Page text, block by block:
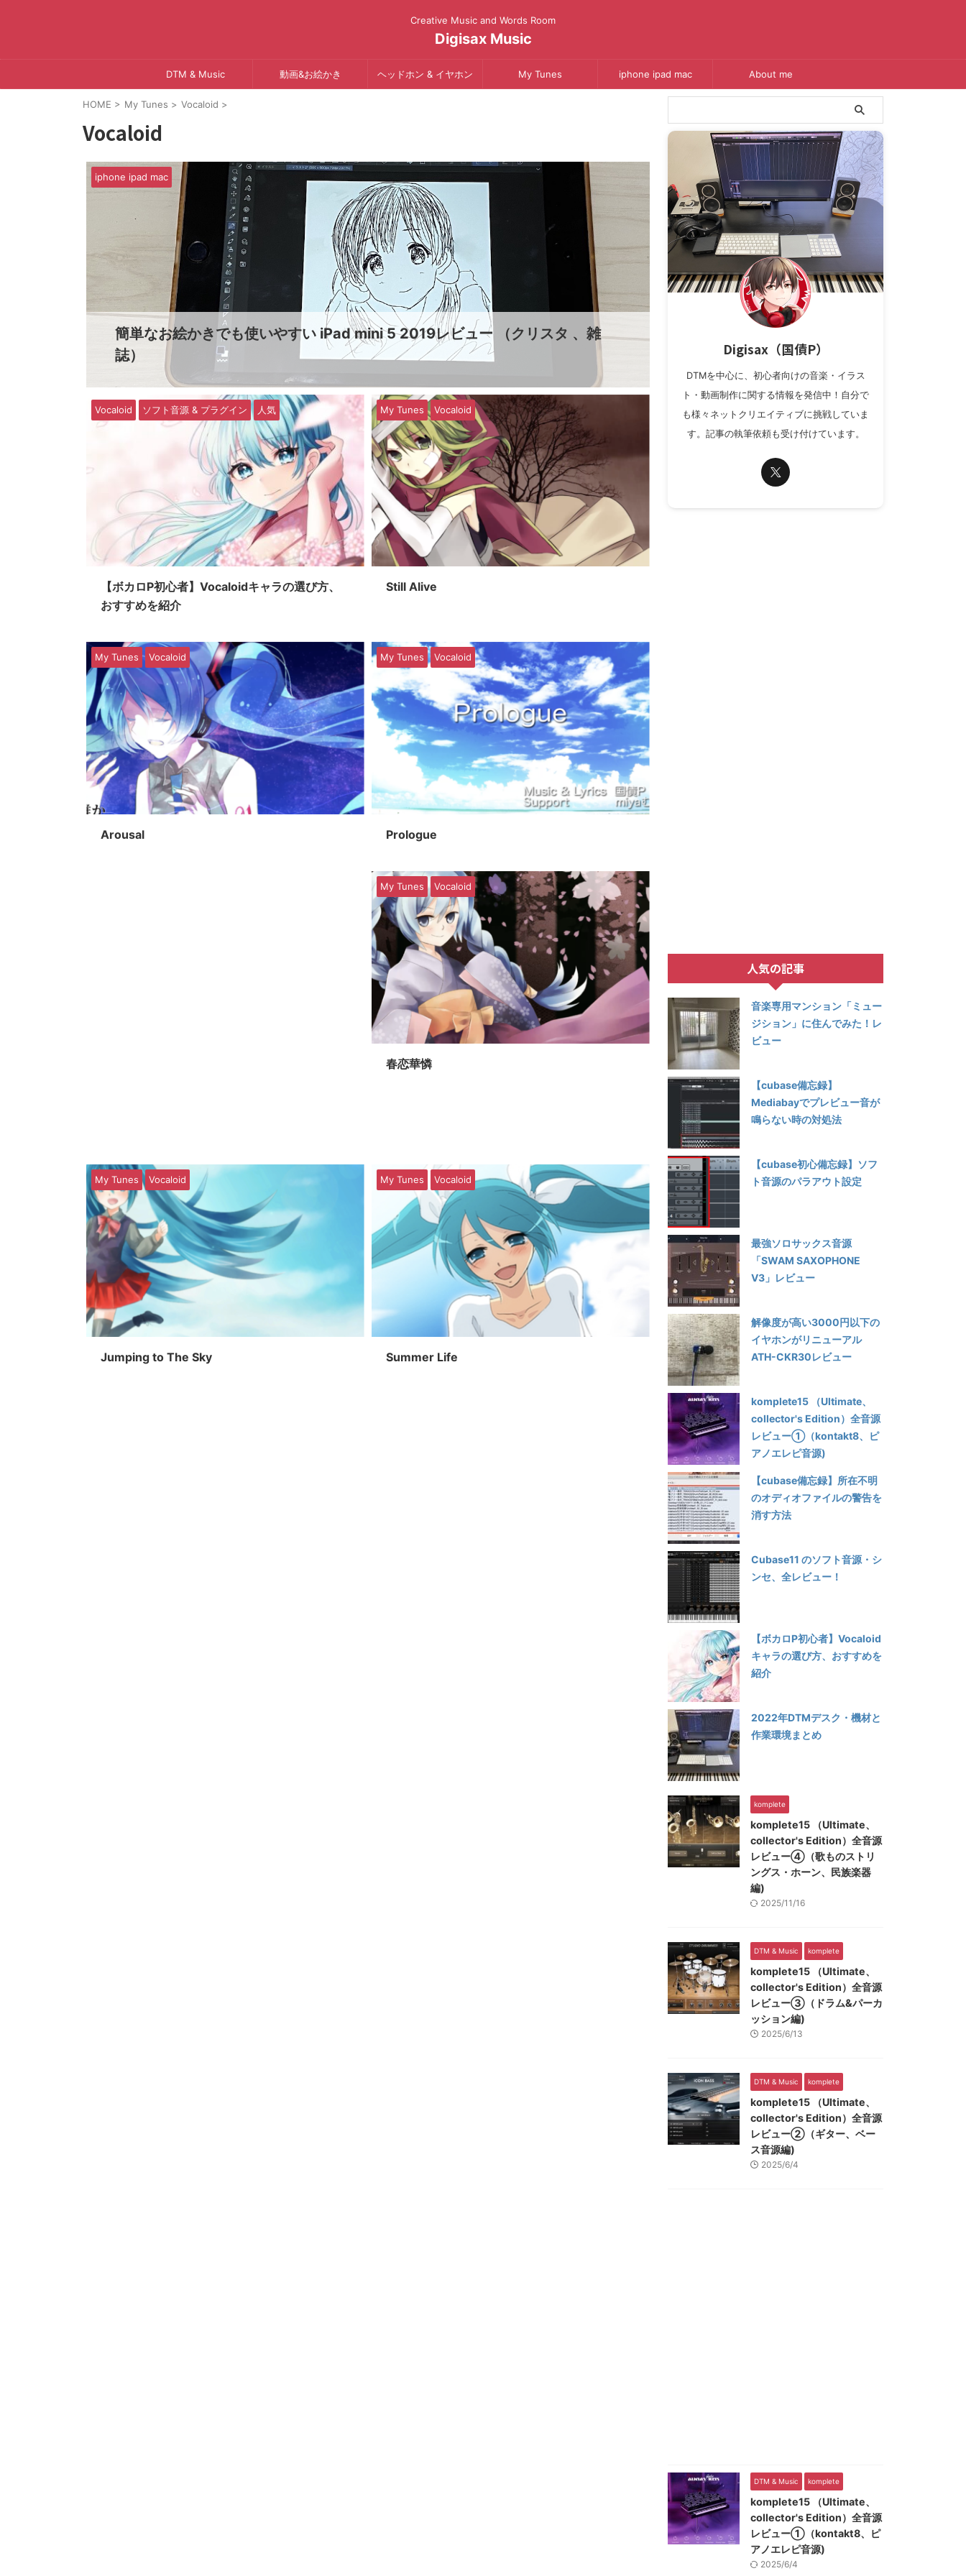
Creative Music and Words Room
Digisax Music
DTM & Music 動画&お絵かき ヘッドホン & イヤホン My Tunes iphone ipad mac About me
HOME > My Tunes > Vocaloid >
Vocaloid
iphone ipad mac
簡単なお絵かきでも使いやすい iPad mini 5 2019レビュー （クリスタ 、雑
誌）
Vocaloid ソフト音源 & プラグイン 人気
【ボカロP初心者】Vocaloidキャラの選び方、
おすすめを紹介
My Tunes Vocaloid
Still Alive
My Tunes Vocaloid
Arousal
My Tunes Vocaloid
Prologue
My Tunes Vocaloid
春恋華憐
My Tunes Vocaloid
Jumping to The Sky
My Tunes Vocaloid
Summer Life
Digisax（国債P）
DTMを中心に、初心者向けの音楽・イラス
ト・動画制作に関する情報を発信中！自分で
も様々ネットクリエイティブに挑戦していま
す。記事の執筆依頼も受け付けています。
人気の記事
音楽専用マンション「ミュー
ジション」に住んでみた！レ
ビュー
【cubase備忘録】
Mediabayでプレビュー音が
鳴らない時の対処法
【cubase初心備忘録】ソフ
ト音源のパラアウト設定
最強ソロサックス音源
「SWAM SAXOPHONE
V3」レビュー
解像度が高い3000円以下の
イヤホンがリニューアル
ATH-CKR30レビュー
komplete15 （Ultimate、
collector's Edition）全音源
レビュー①（kontakt8、ピ
アノエレピ音源)
【cubase備忘録】所在不明
のオディオファイルの警告を
消す方法
Cubase11 のソフト音源・シ
ンセ、全レビュー！
【ボカロP初心者】Vocaloid
キャラの選び方、おすすめを
紹介
2022年DTMデスク・機材と
作業環境まとめ
komplete
komplete15 （Ultimate、
collector's Edition）全音源
レビュー④（歌ものストリ
ングス・ホーン、民族楽器
編)
2025/11/16
DTM & Music komplete
komplete15 （Ultimate、
collector's Edition）全音源
レビュー③（ドラム&パーカ
ッション編)
2025/6/13
DTM & Music komplete
komplete15 （Ultimate、
collector's Edition）全音源
レビュー②（ギター、ベー
ス音源編)
2025/6/4
DTM & Music komplete
komplete15 （Ultimate、
collector's Edition）全音源
レビュー①（kontakt8、ピ
アノエレピ音源)
2025/6/4